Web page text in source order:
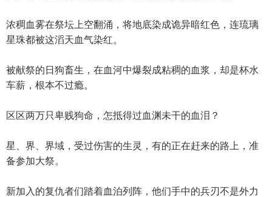
浓稠血雾在祭坛上空翻涌，将地底染成诡异暗红色，连琉璃
星珠都被这滔天血气染红。
被献祭的日狗畜生，在血河中爆裂成粘稠的血浆，却是杯水
车薪，根本不过瘾。
区区两万只卑贱狗命，怎抵得过血渊未干的血泪？
星、界、界域，受过伤害的生灵，有的正在赶来的路上，准
备参加大祭。
新加入的复仇者们踏着血泊列阵，他们手中的兵刃不是外力